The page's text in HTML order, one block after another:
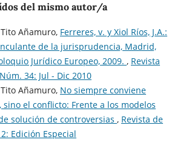
del mismo autor/a
Añamuro, Ferreres, v. y Xiol Ríos, J.A.:
de la jurisprudencia, Madrid,
Jurídico Europeo, 2009. , Revista
34: Jul - Dic 2010
Añamuro, No siempre conviene
el conflicto: Frente a los modelos
solución de controversias , Revista de
Edición Especial